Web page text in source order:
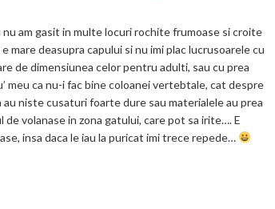
am gasit in multe locuri rochite frumoase si croite
mare deasupra capului si nu imi plac lucrusoarele cu
de dimensiunea celor pentru adulti, sau cu prea
meu ca nu-i fac bine coloanei vertebtale, cat despre
niste cusaturi foarte dure sau materialele au prea
volanase in zona gatului, care pot sa irite…. E
insa daca le iau la puricat imi trece repede…